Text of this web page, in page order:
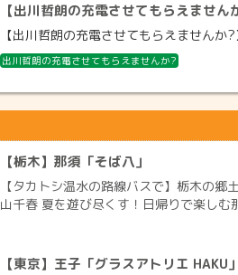
【出川哲朗の充電させてもらえませ
【出川哲朗の充電させてもらえません
出川哲朗の充電させてもらえませんか?
【栃木】那須「そば八」
【タカトシ温水の路線バスで】栃木の郷
山千春 夏を遊び尽くす！日帰りで楽し
【東京】王子「グラスアトリエ HAKU」